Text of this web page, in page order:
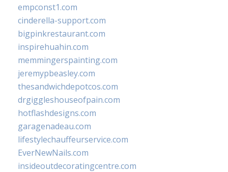
empconst1.com
cinderella-support.com
bigpinkrestaurant.com
inspirehuahin.com
memmingerspainting.com
jeremypbeasley.com
thesandwichdepotcos.com
drgiggleshouseofpain.com
hotflashdesigns.com
garagenadeau.com
lifestylechauffeurservice.com
EverNewNails.com
insideoutdecoratingcentre.com